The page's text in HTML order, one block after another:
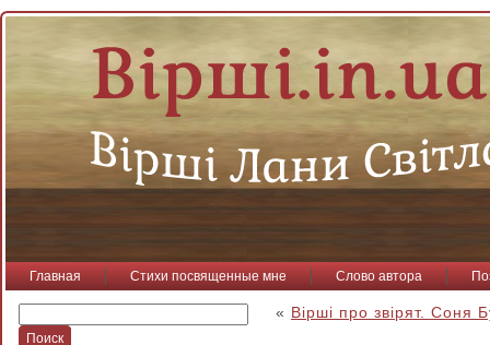
Главная Стихи посвященные мне Слово автора
« Вірші про звірят. Соня